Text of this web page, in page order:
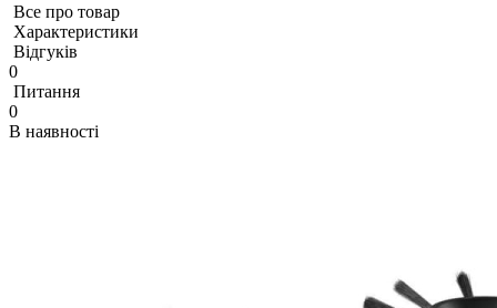
Все про товар
Характеристики
Відгуків
0
Питання
0
В наявності